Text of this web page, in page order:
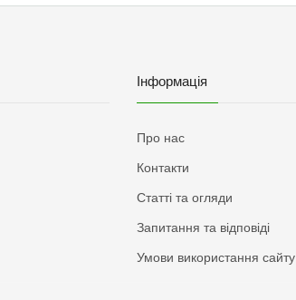
Інформація
Про нас
Контакти
Статті та огляди
Запитання та відповіді
Умови використання сайту